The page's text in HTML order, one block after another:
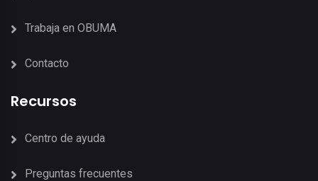
Trabaja en OBUMA
Contacto
Recursos
Centro de ayuda
Preguntas frecuentes